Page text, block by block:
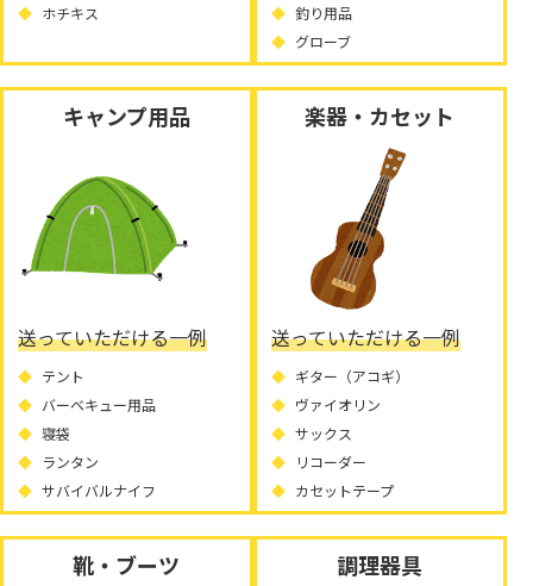
ホチキス
釣り用品
グローブ
キャンプ用品
送っていただける一例
テント
バーベキュー用品
寝袋
ランタン
サバイバルナイフ
楽器・カセット
送っていただける一例
ギター（アコギ）
ヴァイオリン
サックス
リコーダー
カセットテープ
靴・ブーツ 調理器具